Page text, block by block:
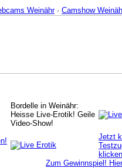
Weinähr· Camshow
Bordelle in Weinähr:
Heisse Live-Erotik! Geile
Video-Show!
Jetzt
Zum Gewinnspiel!